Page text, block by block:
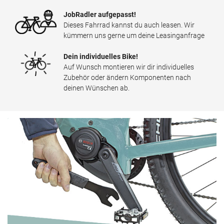
Nabendynamo Shimano
Rücklicht LED mit Batterien
Gepäckträgersystem
Ständer stabiler Seitenständer
Besonderheiten integrierte Rücktrittbremse
Gewichtsangaben
keine Angabe
JobRadler aufgepasst!
Dieses Fahrrad kannst du auch leasen. Wir
kümmern uns gerne um deine Leasinganfrage
Dein individuelles Bike!
Auf Wunsch montieren wir dir individuelles
Zubehör oder ändern Komponenten nach
deinen Wünschen ab.